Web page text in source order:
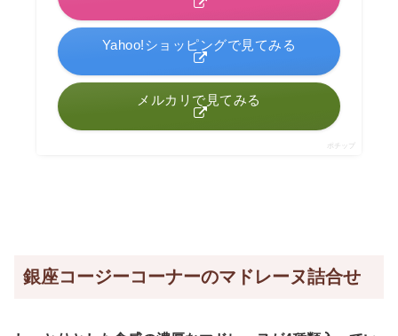
Yahoo!ショッピングで見てみる
メルカリで見てみる
ポチップ
銀座コージーコーナーのマドレーヌ詰合せ